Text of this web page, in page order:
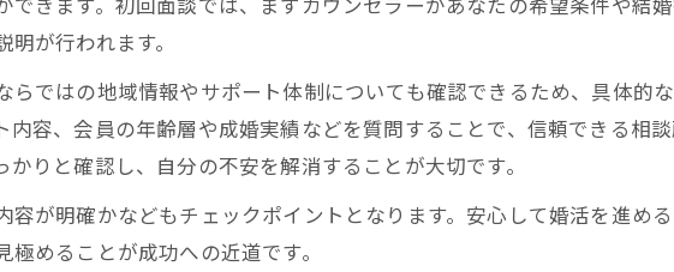
不安を解消したいなら初回面談で確認すべき要点とは
初回面談で結婚相談所のサポート体制確認
結婚相談所の料金や活動内容を丁寧に質問
面談で結婚相談所の実績や成婚例を確認
が行われます。
ではの地域情報やサポート体制についても確認できるため、具体的
容、会員の年齢層や成婚実績などを質問することで、信頼できる相
りと確認し、自分の不安を解消することが大切です。
が明確かなどもチェックポイントとなります。安心して婚活を進め
めることが成功への近道です。